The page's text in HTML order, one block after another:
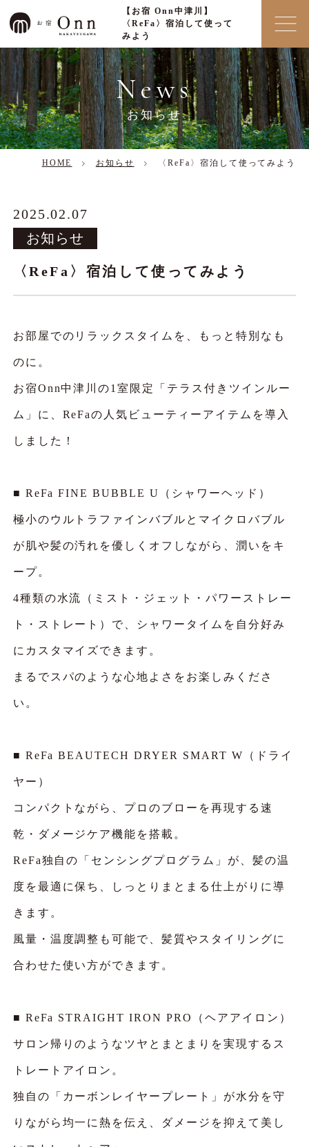
【お宿 Onn中津川】
〈ReFa〉宿泊して使って
みよう
News
お知らせ
HOME お知らせ 〈ReFa〉宿泊して使ってみよう
2025.02.07
お知らせ
〈ReFa〉宿泊して使ってみよう
お部屋でのリラックスタイムを、もっと特別なも
のに。
お宿Onn中津川の1室限定「テラス付きツインルー
ム」に、ReFaの人気ビューティーアイテムを導入
しました！
■ ReFa FINE BUBBLE U（シャワーヘッド）
極小のウルトラファインバブルとマイクロバブル
が肌や髪の汚れを優しくオフしながら、潤いをキ
ープ。
4種類の水流（ミスト・ジェット・パワーストレー
ト・ストレート）で、シャワータイムを自分好み
にカスタマイズできます。
まるでスパのような心地よさをお楽しみくださ
い。
■ ReFa BEAUTECH DRYER SMART W（ドライ
ヤー）
コンパクトながら、プロのブローを再現する速
乾・ダメージケア機能を搭載。
ReFa独自の「センシングプログラム」が、髪の温
度を最適に保ち、しっとりまとまる仕上がりに導
きます。
風量・温度調整も可能で、髪質やスタイリングに
合わせた使い方ができます。
■ ReFa STRAIGHT IRON PRO（ヘアアイロン）
サロン帰りのようなツヤとまとまりを実現するス
トレートアイロン。
独自の「カーボンレイヤープレート」が水分を守
りながら均一に熱を伝え、ダメージを抑えて美し